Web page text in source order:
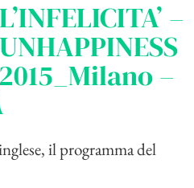
–
–
il programma del